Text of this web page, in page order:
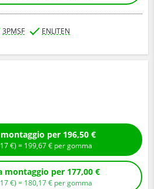
3PMSF ENLITEN
Compra con montaggio per 196,50 €
17€ ) = 199,67€ per gomma
Compra senza montaggio per 177,00 €
17€ ) = 180,17€ per gomma